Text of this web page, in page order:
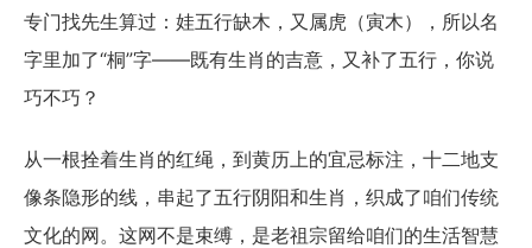
专门找先生算过：娃五行缺木，又属虎（寅木），所以名
字里加了“桐”字——既有生肖的吉意，又补了五行，你说
巧不巧？
从一根拴着生肖的红绳，到黄历上的宜忌标注，十二地支
像条隐形的线，串起了五行阴阳和生肖，织成了咱们传统
文化的网。这网不是束缚，是老祖宗留给咱们的生活智慧